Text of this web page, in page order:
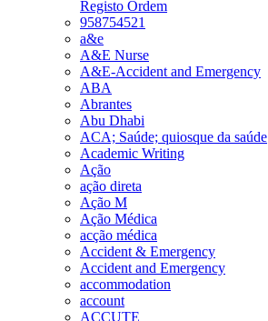
Registo Ordem
958754521
a&e
A&E Nurse
A&E-Accident and Emergency
ABA
Abrantes
Abu Dhabi
ACA; Saúde; quiosque da saúde
Academic Writing
Ação
ação direta
Ação M
Ação Médica
acção médica
Accident & Emergency
Accident and Emergency
accommodation
account
ACCUTE